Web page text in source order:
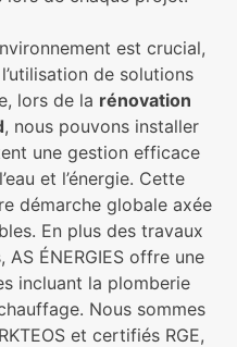
est crucial,
de solutions
lors de la rénovation
, nous pouvons installer
une gestion efficace
et l’énergie. Cette
démarche globale axée
En plus des travaux
ÉNERGIES offre une
incluant la plomberie
Nous sommes
et certifiés RGE,